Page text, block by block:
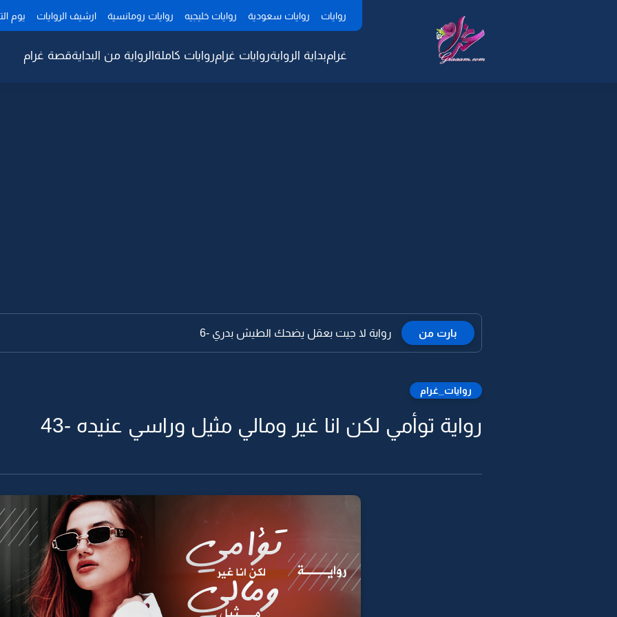
روايات روايات سعودية روايات خليجيه روايات رومانسية ارشيف الروايات يوم
غرامبداية الروايةروايات غرامروايات كاملةالرواية من البدايةقصة غرام
بارت من رواية لا جيت بعقل يضحك الطيش بدري -6
روايات_غرام
رواية توأمي لكن انا غير ومالي مثيل وراسي عنيده -43